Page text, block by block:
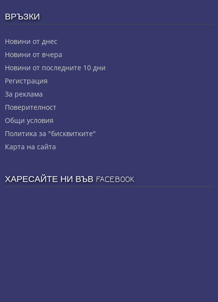
ВРЪЗКИ
Новини от днес
Новини от вчера
Новини от последните 10 дни
Регистрация
За реклама
Πoвepитeлнocт
Общи условия
Политика за "бисквитките"
Карта на сайта
ХАРЕСАЙТЕ НИ ВЪВ FACEBOOK